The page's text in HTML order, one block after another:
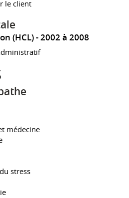
le client
(HCL) 2002 à 2008
médecine
stress